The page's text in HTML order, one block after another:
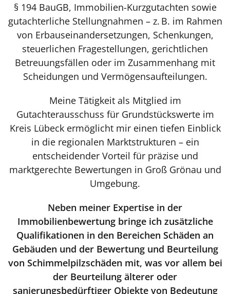
§ 194 BauGB, Immobilien-Kurzgutachten sowie
gutachterliche Stellungnahmen – z. B. im Rahmen
von Erbauseinandersetzungen, Schenkungen,
steuerlichen Fragestellungen, gerichtlichen
Betreuungsfällen oder im Zusammenhang mit
Scheidungen und Vermögensaufteilungen.
Meine Tätigkeit als Mitglied im
Gutachterausschuss für Grundstückswerte im
Kreis Lübeck ermöglicht mir einen tiefen Einblick
in die regionalen Marktstrukturen – ein
entscheidender Vorteil für präzise und
marktgerechte Bewertungen in Groß Grönau und
Umgebung.
Neben meiner Expertise in der
Immobilienbewertung bringe ich zusätzliche
Qualifikationen in den Bereichen Schäden an
Gebäuden und der Bewertung und Beurteilung
von Schimmelpilzschäden mit, was vor allem bei
der Beurteilung älterer oder
sanierungsbedürftiger Objekte von Bedeutung